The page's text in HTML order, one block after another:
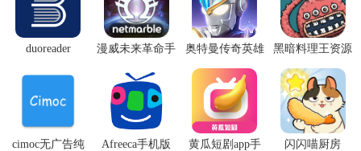
duoreader
漫威未来革命手
奥特曼传奇英雄
体验服
黑暗料理王资源
无限
cimoc无广告纯
Afreeca手机版
黄瓜短剧app手
闪闪喵厨房